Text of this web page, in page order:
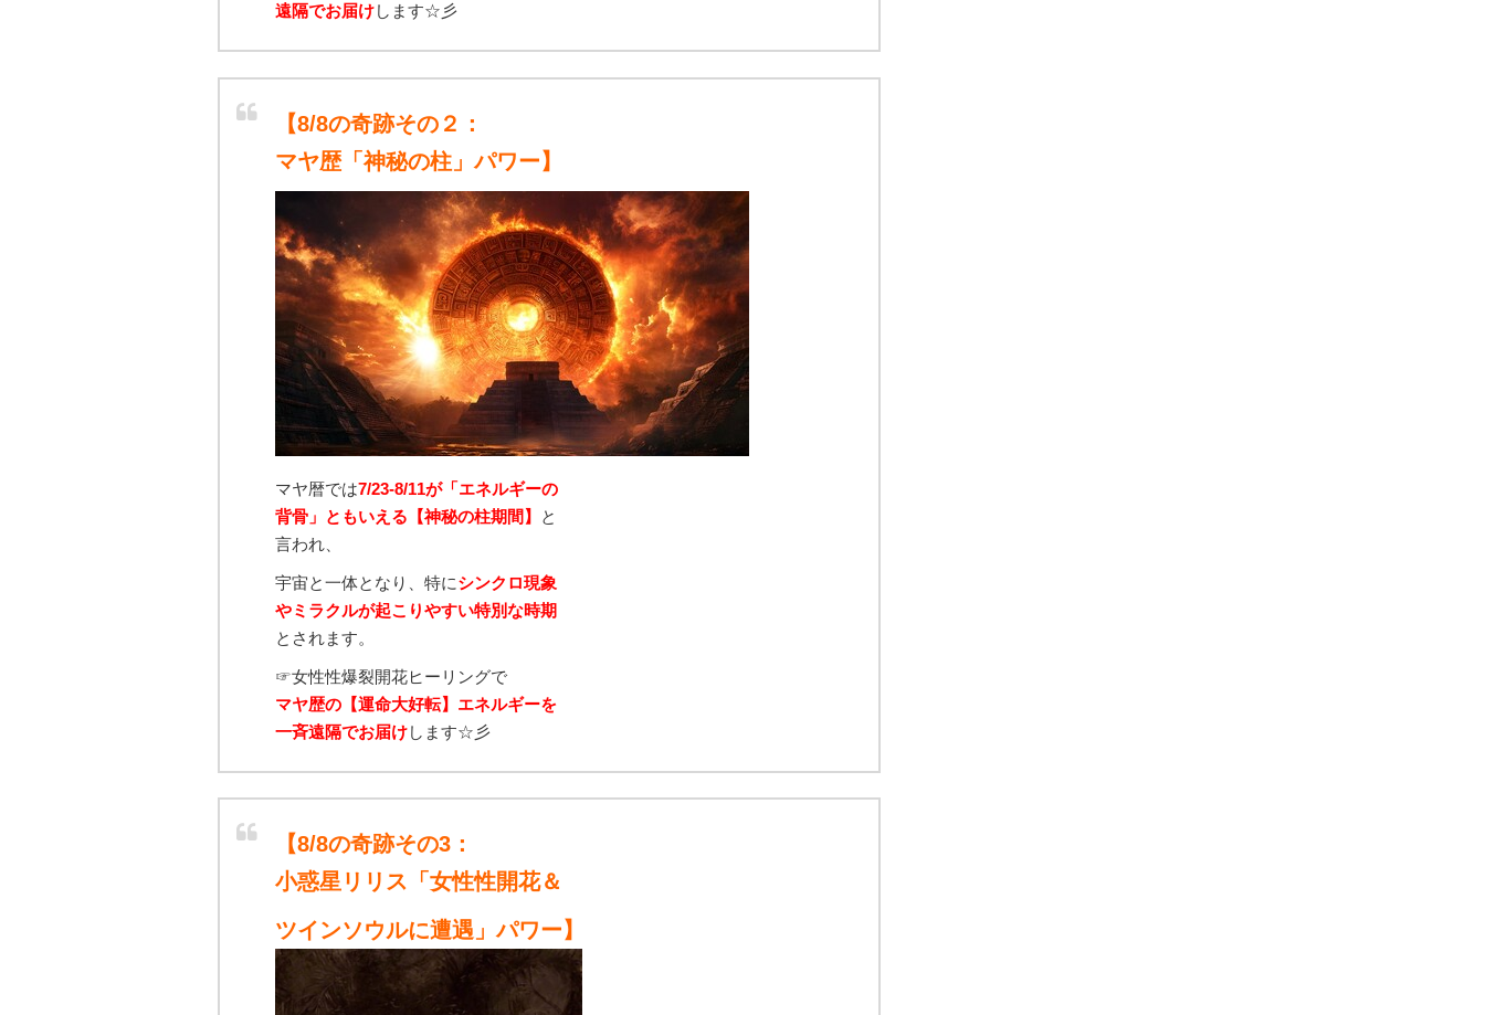
遠隔でお届けします☆彡
【8/8の奇跡その２：
マヤ歴「神秘の柱」パワー】
マヤ暦では7/23-8/11が「エネルギーの
背骨」ともいえる【神秘の柱期間】
と
言われ、
宇宙と一体となり、特にシンクロ現象
やミラクルが起こりやすい特別な時期
とされます。
☞女性性爆裂開花ヒーリングで
マヤ歴の【運命大好転】エネルギーを
一斉遠隔でお届けします☆彡
【8/8の奇跡その3：
小惑星リリス「女性性開花＆
ツインソウルに遭遇」パワー】